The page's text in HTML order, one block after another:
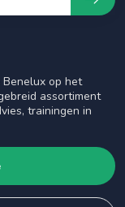
op het
assortiment
trainingen in